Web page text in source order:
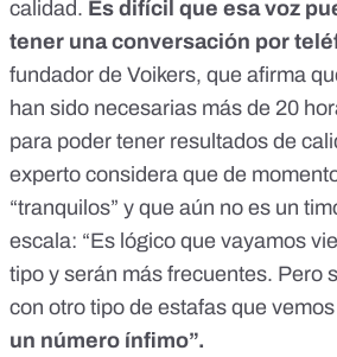
calidad. Es difícil que esa voz
tener una conversación por
fundador de Voikers, que afirma
han sido necesarias más de 20
para poder tener resultados de
experto considera que de
“tranquilos” y que aún no es un
escala: “Es lógico que vayamos
tipo y serán más frecuentes. Pero
con otro tipo de estafas que
un número ínfimo”.